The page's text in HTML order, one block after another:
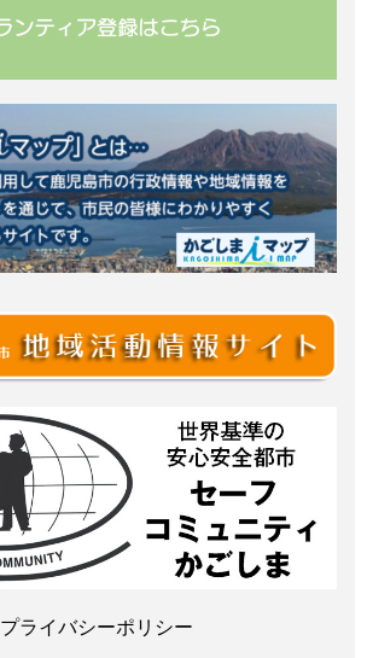
プライバシーポリシー